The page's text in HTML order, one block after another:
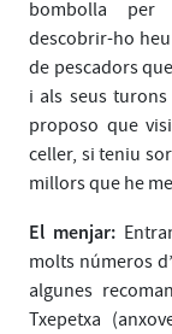
bombolla per
descobrir-ho
de pescadors
i als seus
proposo que
celler, si teniu
millors que he
El menjar:
molts números
algunes
Txepetxa